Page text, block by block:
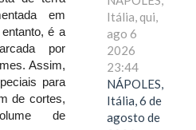
em
é a
por
Assim,
para
de cortes,
de
Itália, qui,
ago 6
2026
23:44
NÁPOLES,
Itália, 6 de
agosto de